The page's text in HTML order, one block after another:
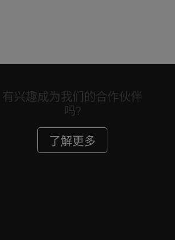
有兴趣成为我们的合作伙伴
吗?
了解更多